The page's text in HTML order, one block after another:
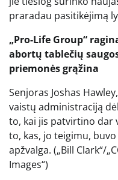
praradau pasitikėjimą
„Pro-Life Group“
abortų tablečių
priemonės grąžina
Senjoras Joshas
vaistų administraciją
to, kai jis patvirtino dar
to, kas, jo teigimu,
apžvalga. („Bill Clark“/
Images“)